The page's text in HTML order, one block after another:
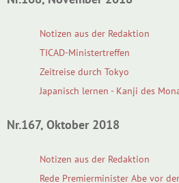
Notizen aus der Redaktion
TICAD-Ministertreffen
Zeitreise durch Tokyo
Japanisch lernen - Kanji des
Nr.167, Oktober 2018
Notizen aus der Redaktion
Rede Premierminister Abe vor